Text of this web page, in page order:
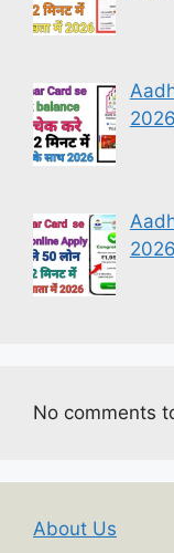
No comments
About Us